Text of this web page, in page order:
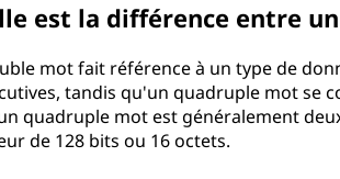
est la différence entre
mot fait référence à un type de
tandis qu'un quadruple mot se
quadruple mot est généralement
de 128 bits ou 16 octets.